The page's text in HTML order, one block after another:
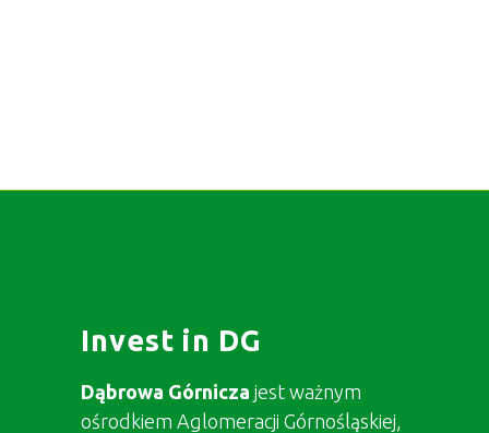
Invest in DG
Dąbrowa Górnicza jest ważnym
ośrodkiem Aglomeracji Górnośląskiej,